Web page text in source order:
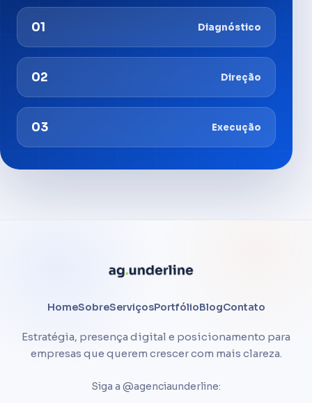
01 Diagnóstico
02 Direção
03 Execução
HomeSobreServiçosPortfólioBlogContato
Estratégia, presença digital e posicionamento para
empresas que querem crescer com mais clareza.
Siga a @agenciaunderline: